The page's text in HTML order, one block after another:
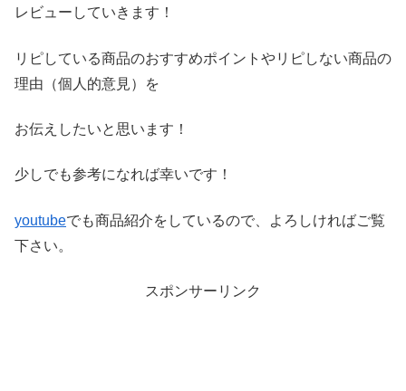
レビ ューしていきます！
リピしている商品のおすすめポイントやリピしない商品の
理由（個人的意見）を
お伝えしたいと思います！
少しでも参考になれば幸いです！
youtubeでも商品紹介をしているので、よろしければご覧
下さい。
スポンサーリンク